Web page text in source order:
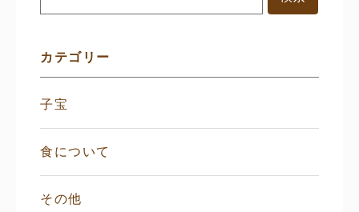
ニ
カテゴリー
子宝
食について
その他